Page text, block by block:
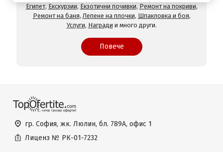
Египет, Екскурзии, Екзотични почивки, Ремонт на покриви,
Ремонт на баня, Лепене на плочки, Шпакловка и боя,
Услуги, Награди и много други.
Повече
гр. София, жк. Люлин, бл. 789А, офис 1
Лиценз № РК-01-7232